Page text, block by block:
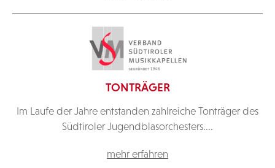
TONTRÄGER
Im Laufe der Jahre entstanden zahlreiche Tonträger des
Südtiroler Jugendblasorchesters....
mehr erfahren